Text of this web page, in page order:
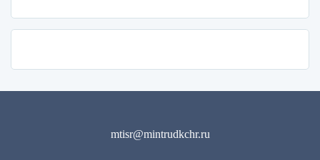
mtisr@mintrudkchr.ru